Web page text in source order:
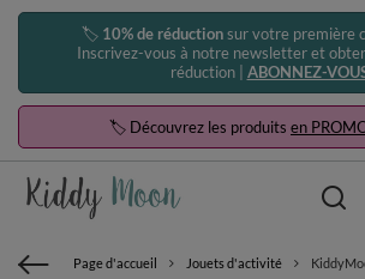
🏷️ 10% de réductionsur votre première
Inscrivez-vous à notre newsletter et
réduction | ABONNEZ-
🏷️ Découvrez les produits en
Page d'accueil Jouets d'activité